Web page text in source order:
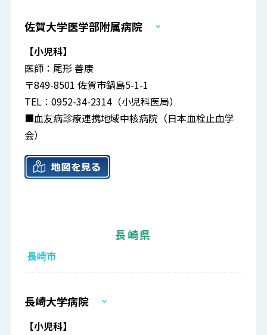
佐賀大学医学部附属病院
【小児科】
医師：尾形 善康
〒849-8501 佐賀市鍋島5-1-1
TEL：0952-34-2314（小児科医局）
■血友病診療連携地域中核病院（日本血栓止血学
会）
長崎県
長崎市
長崎大学病院
【小児科】